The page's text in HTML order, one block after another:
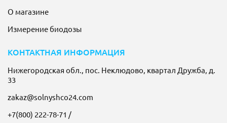
О магазине
Измерение биодозы
КОНТАКТНАЯ ИНФОРМАЦИЯ
Нижегородская обл., пос. Неклюдово, квартал Дружба, д.
33
zakaz@solnyshco24.com
+7(800) 222-78-71 /